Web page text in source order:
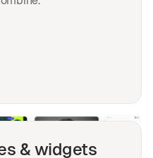
& widgets